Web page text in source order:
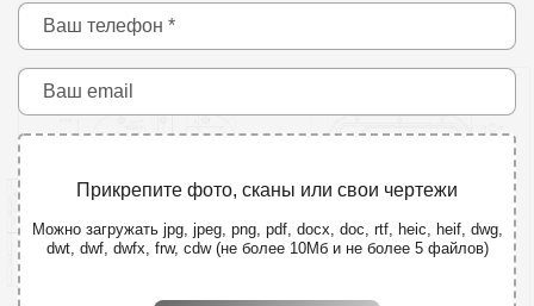
Прикрепите фото, сканы или свои чертежи
Можно загружать jpg, jpeg, png, pdf, docx, doc, rtf, heic, heif, dwg,
dwt, dwf, dwfx, frw, cdw (не более 10Мб и не более 5 файлов)